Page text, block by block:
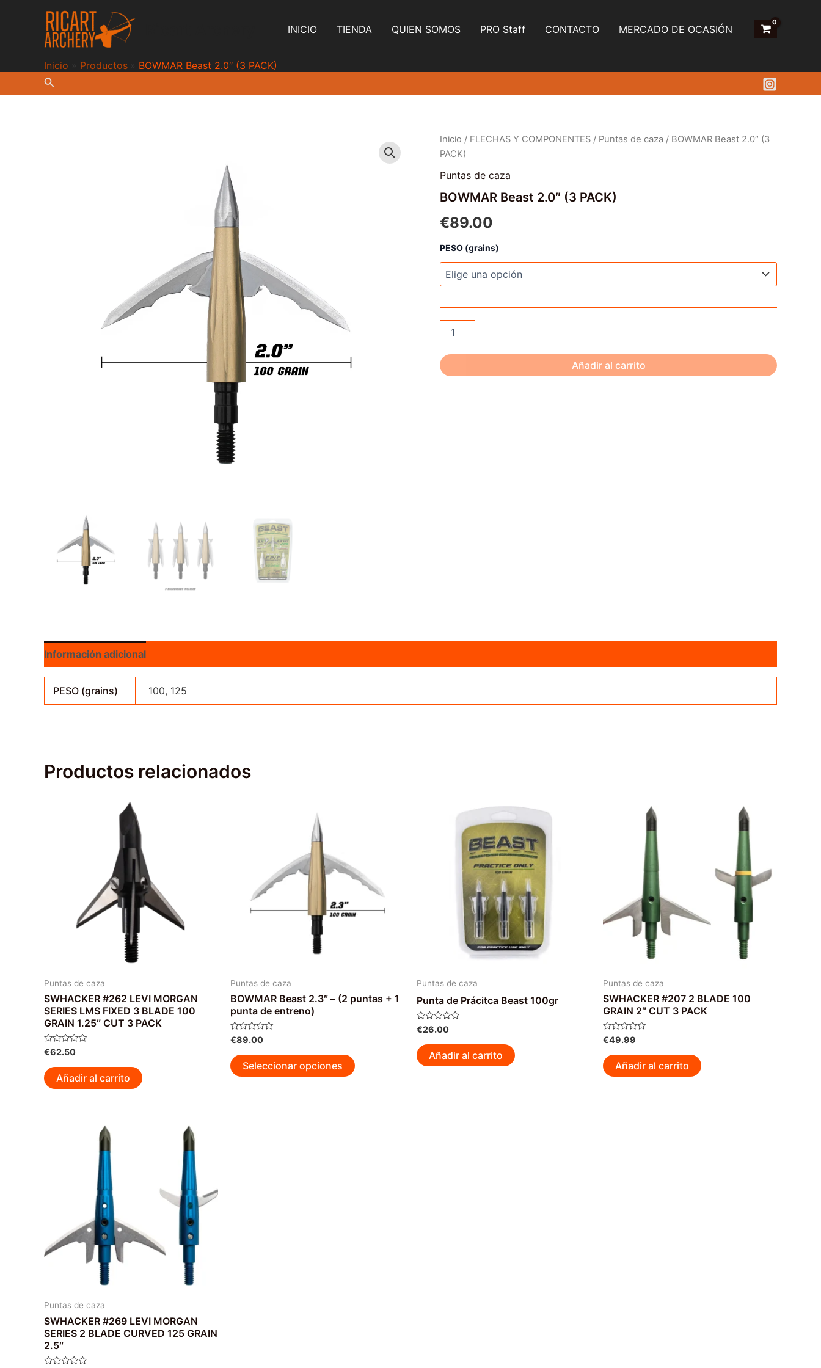
contenido
INICIO TIENDA QUIEN SOMOS PRO Staff CONTACTO MERCADO DE OCASIÓN
Inicio Productos BOWMAR Beast 2.0″ (3 PACK)
Buscar
Inicio / FLECHAS Y COMPONENTES / Puntas de caza / BOWMAR Beast 2.0″ (3
PACK)
Puntas de caza
BOWMAR Beast 2.0″ (3 PACK)
€89.00
PESO (grains)
Beast
(3
PACK)
Añadir al carrito
Información adicional
PESO (grains) 100, 125
Productos relacionados
Puntas de caza
SWHACKER #262 LEVI MORGAN
SERIES LMS FIXED 3 BLADE 100
GRAIN 1.25″ CUT 3 PACK
Valorado
de
5
€62.50
Añadir al carrito
Puntas de caza
BOWMAR Beast 2.3″ – (2 puntas + 1
punta de entreno)
Valorado
de
5
€89.00
Seleccionar opciones
producto
Puntas de caza
Punta de Prácitca Beast 100gr
Valorado
de
5
€26.00
Añadir al carrito
Puntas de caza
SWHACKER #207 2 BLADE 100
GRAIN 2″ CUT 3 PACK
Valorado
de
5
€49.99
Añadir al carrito
Puntas de caza
SWHACKER #269 LEVI MORGAN
SERIES 2 BLADE CURVED 125 GRAIN
2.5″